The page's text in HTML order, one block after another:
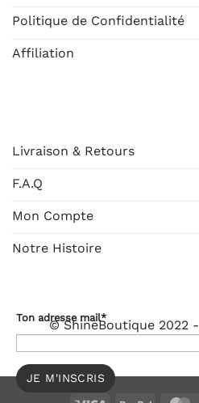
Politique de Confidentialité
Affiliation
Livraison & Retours
F.A.Q
Mon Compte
Notre Histoire
Ton adresse mail*
© ShineBoutique 2022 -